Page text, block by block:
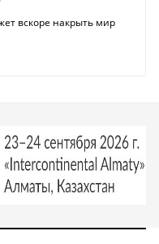
вскоре накрыть мир